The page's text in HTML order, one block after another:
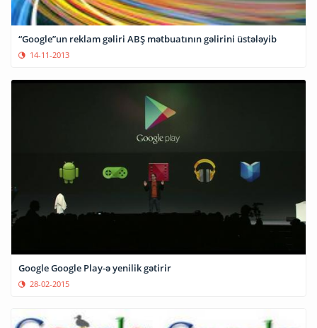
“Google”un reklam gəliri ABŞ mətbuatının gəlirini üstələyib
14-11-2013
Google Google Play-ə yenilik gətirir
28-02-2015